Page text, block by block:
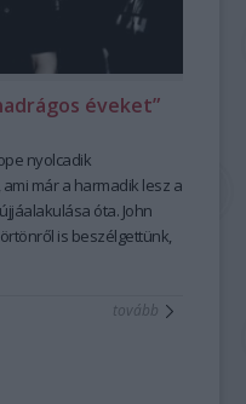
éveket”
nyolcadik
már a harmadik lesz a
óta. John
is beszélgettünk,
tovább